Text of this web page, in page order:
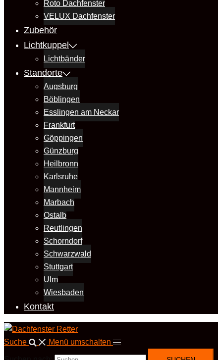
Roto Dachfenster
VELUX Dachfenster
Zubehör
Lichtkuppel
Lichtbänder
Standorte
Augsburg
Böblingen
Esslingen am Neckar
Frankfurt
Göppingen
Günzburg
Heilbronn
Karlsruhe
Mannheim
Marbach
Ostalb
Reutlingen
Schorndorf
Schwarzwald
Stuttgart
Ulm
Wiesbaden
Kontakt
Suche Menü umschalten